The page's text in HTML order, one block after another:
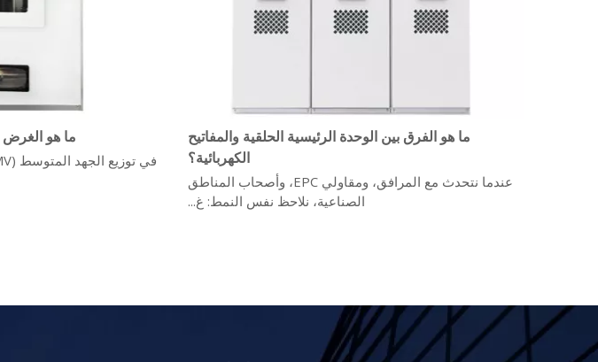
ما هو الغرض
ما هو الفرق بين الوحدة الرئيسية الحلقية والمفاتيح
الكهربائية؟
عندما نتحدث مع المرافق، ومقاولي EPC، وأصحاب المناطق
الصناعية، نلاحظ نفس النمط: غ...